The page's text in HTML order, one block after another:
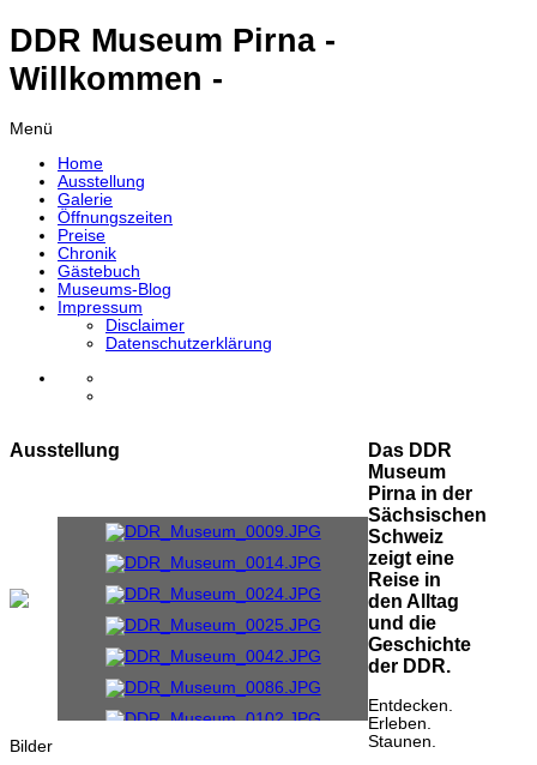
DDR Museum Pirna -
Willkommen -
Menü
Home
Ausstellung
Galerie
Öffnungszeiten
Preise
Chronik
Gästebuch
Museums-Blog
Impressum
Disclaimer
Datenschutzerklärung
Ausstellung
Bilder
Das DDR
Museum
Pirna in der
Sächsischen
Schweiz
zeigt eine
Reise in
den Alltag
und die
Geschichte
der DDR.
Entdecken.
Erleben.
Staunen.